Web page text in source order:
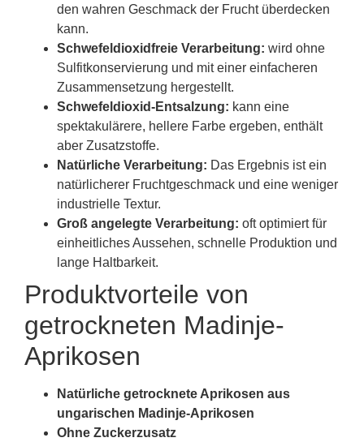
den wahren Geschmack der Frucht überdecken
kann.
Schwefeldioxidfreie Verarbeitung: wird ohne
Sulfitkonservierung und mit einer einfacheren
Zusammensetzung hergestellt.
Schwefeldioxid-Entsalzung: kann eine
spektakulärere, hellere Farbe ergeben, enthält
aber Zusatzstoffe.
Natürliche Verarbeitung: Das Ergebnis ist ein
natürlicherer Fruchtgeschmack und eine weniger
industrielle Textur.
Groß angelegte Verarbeitung: oft optimiert für
einheitliches Aussehen, schnelle Produktion und
lange Haltbarkeit.
Produktvorteile von
getrockneten Madinje-
Aprikosen
Natürliche getrocknete Aprikosen aus
ungarischen Madinje-Aprikosen
Ohne Zuckerzusatz